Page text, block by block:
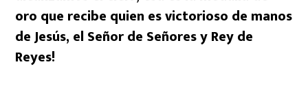
oro que recibe quien es victorioso de manos
de Jesús, el Señor de Señores y Rey de
Reyes!